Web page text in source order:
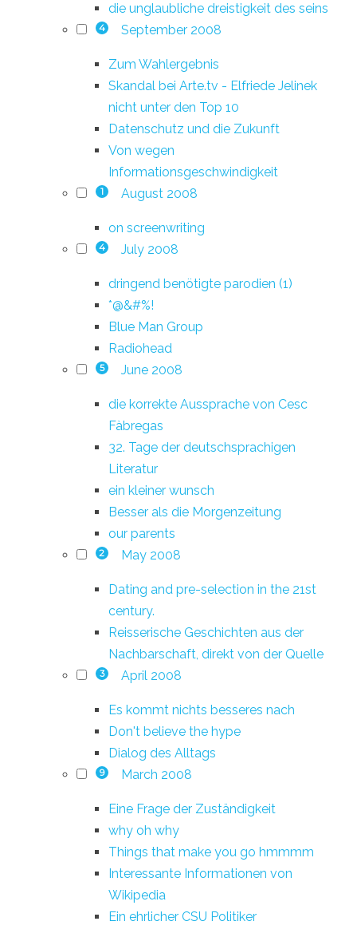
die unglaubliche dreistigkeit des seins
4 September 2008
Zum Wahlergebnis
Skandal bei Arte.tv - Elfriede Jelinek
nicht unter den Top 10
Datenschutz und die Zukunft
Von wegen
Informationsgeschwindigkeit
1 August 2008
on screenwriting
4 July 2008
dringend benötigte parodien (1)
*@&#%!
Blue Man Group
Radiohead
5 June 2008
die korrekte Aussprache von Cesc
Fàbregas
32. Tage der deutschsprachigen
Literatur
ein kleiner wunsch
Besser als die Morgenzeitung
our parents
2 May 2008
Dating and pre-selection in the 21st
century.
Reisserische Geschichten aus der
Nachbarschaft, direkt von der Quelle
3 April 2008
Es kommt nichts besseres nach
Don't believe the hype
Dialog des Alltags
9 March 2008
Eine Frage der Zuständigkeit
why oh why
Things that make you go hmmmm
Interessante Informationen von
Wikipedia
Ein ehrlicher CSU Politiker